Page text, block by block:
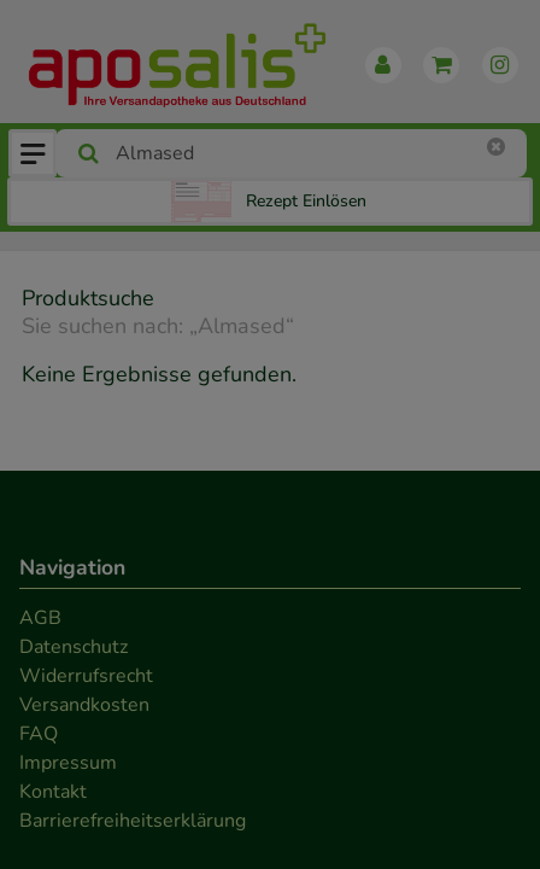
Rezept Einlösen
Produktsuche
Sie suchen nach: „Almased“
Keine Ergebnisse gefunden.
Navigation
AGB
Datenschutz
Widerrufsrecht
Versandkosten
FAQ
Impressum
Kontakt
Barrierefreiheitserklärung